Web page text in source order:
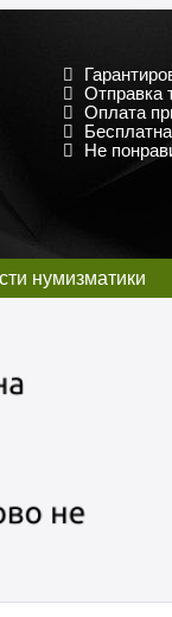
Отправка
Оплата
Не
нумизматики